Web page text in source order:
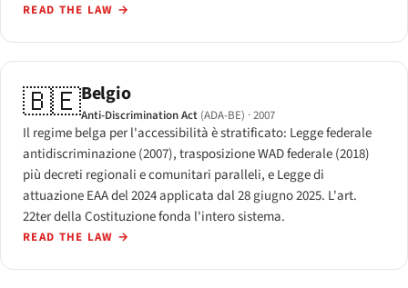
READ THE LAW →
🇧🇪Belgio
Anti-Discrimination Act (ADA-BE) · 2007
Il regime belga per l'accessibilità è stratificato: Legge federale
antidiscriminazione (2007), trasposizione WAD federale (2018)
più decreti regionali e comunitari paralleli, e Legge di
attuazione EAA del 2024 applicata dal 28 giugno 2025. L'art.
22ter della Costituzione fonda l'intero sistema.
READ THE LAW →